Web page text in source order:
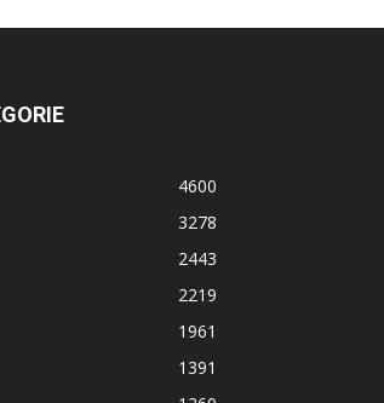
4600
3278
2443
2219
1961
1391